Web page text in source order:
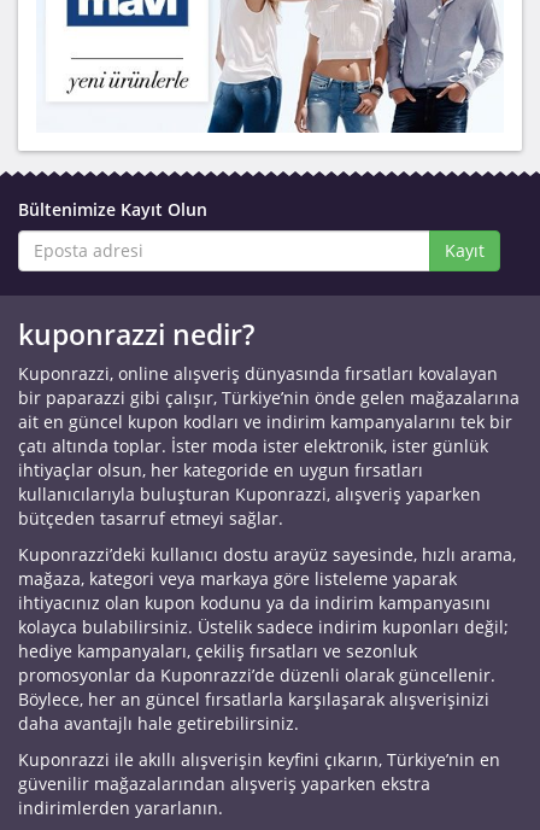
Bültenimize Kayıt Olun
Kayıt
kuponrazzi nedir?
Kuponrazzi, online alışveriş dünyasında fırsatları kovalayan
bir paparazzi gibi çalışır, Türkiye’nin önde gelen mağazalarına
ait en güncel kupon kodları ve indirim kampanyalarını tek bir
çatı altında toplar. İster moda ister elektronik, ister günlük
ihtiyaçlar olsun, her kategoride en uygun fırsatları
kullanıcılarıyla buluşturan Kuponrazzi, alışveriş yaparken
bütçeden tasarruf etmeyi sağlar.
Kuponrazzi’deki kullanıcı dostu arayüz sayesinde, hızlı arama,
mağaza, kategori veya markaya göre listeleme yaparak
ihtiyacınız olan kupon kodunu ya da indirim kampanyasını
kolayca bulabilirsiniz. Üstelik sadece indirim kuponları değil;
hediye kampanyaları, çekiliş fırsatları ve sezonluk
promosyonlar da Kuponrazzi’de düzenli olarak güncellenir.
Böylece, her an güncel fırsatlarla karşılaşarak alışverişinizi
daha avantajlı hale getirebilirsiniz.
Kuponrazzi ile akıllı alışverişin keyfini çıkarın, Türkiye’nin en
güvenilir mağazalarından alışveriş yaparken ekstra
indirimlerden yararlanın.